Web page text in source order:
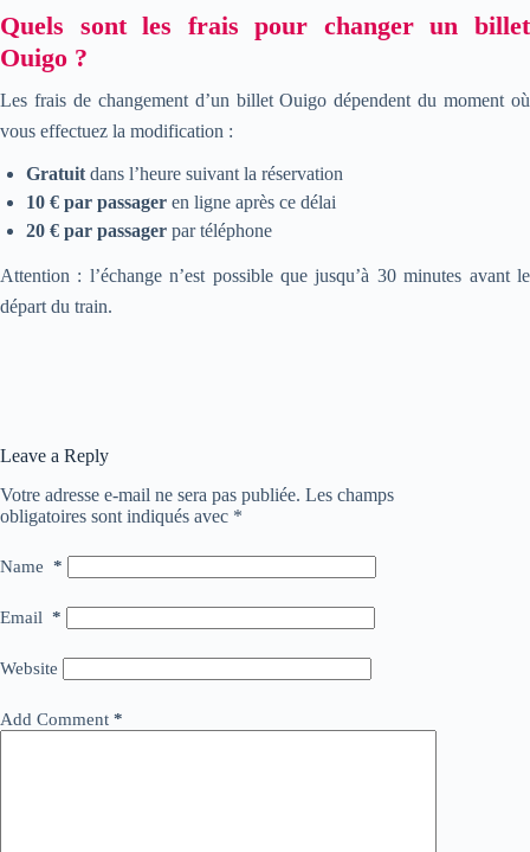
Quels sont les frais pour changer un billet
Ouigo ?
Les frais de changement d’un billet Ouigo dépendent du moment où
vous effectuez la modification :
Gratuit dans l’heure suivant la réservation
10 € par passager en ligne après ce délai
20 € par passager par téléphone
Attention : l’échange n’est possible que jusqu’à 30 minutes avant le
départ du train.
Leave a Reply
Votre adresse e-mail ne sera pas publiée. Les champs
obligatoires sont indiqués avec *
Name *
Email *
Website
Add Comment *